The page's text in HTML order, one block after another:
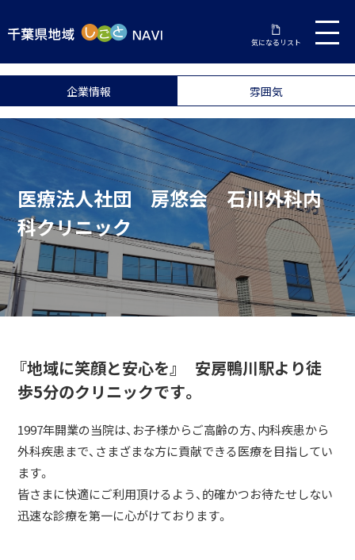
気になるリスト
企業情報 雰囲気
医療法人社団 房悠会 石川外科内
科クリニック
『地域に笑顔と安心を』 安房鴨川駅より徒
歩5分のクリニックです。
1997年開業の当院は、お子様からご高齢の方、内科疾患から
外科疾患まで、さまざまな方に貢献できる医療を目指してい
ます。
皆さまに快適にご利用頂けるよう、的確かつお待たせしない
迅速な診療を第一に心がけております。